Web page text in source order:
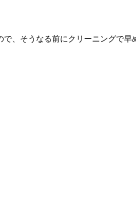
、そうなる前にクリーニングで早